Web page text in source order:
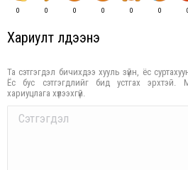
0 0 0 0 0 0
Хариулт үлдээнэ үү
Та сэтгэгдэл бичихдээ хууль зүйн, ёс
Ёс бус сэтгэгдлийг бид устгах эрхтэй.
хариуцлага хүлээхгүй.
Comment